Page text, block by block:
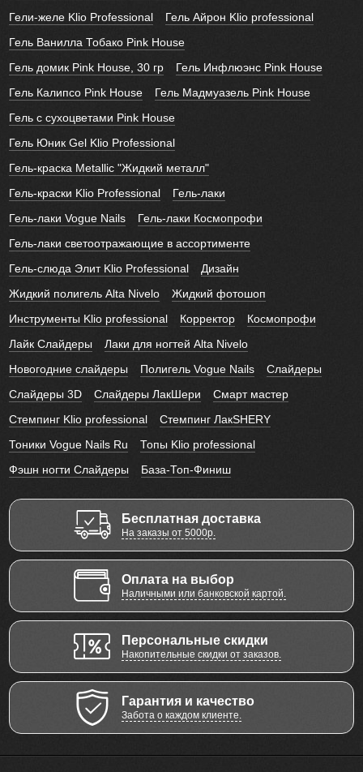
Гели-желе Klio Professional
Гель Айрон Klio professional
Гель Ванилла Тобако Pink House
Гель домик Pink House, 30 гр
Гель Инфлюэнс Pink House
Гель Калипсо Pink House
Гель Мадмуазель Pink House
Гель с сухоцветами Pink House
Гель Юник Gel Klio Professional
Гель-краска Metallic "Жидкий металл"
Гель-краски Klio Professional
Гель-лаки
Гель-лаки Vogue Nails
Гель-лаки Космопрофи
Гель-лаки светоотражающие в ассортименте
Гель-слюда Элит Klio Professional
Дизайн
Жидкий полигель Alta Nivelo
Жидкий фотошоп
Инструменты Klio professional
Корректор
Космопрофи
Лайк Слайдеры
Лаки для ногтей Alta Nivelo
Новогодние слайдеры
Полигель Vogue Nails
Слайдеры
Слайдеры 3D
Слайдеры ЛакШери
Смарт мастер
Стемпинг Klio professional
Стемпинг ЛакSHERY
Тоники Vogue Nails Ru
Топы Klio professional
Фэшн ногти Слайдеры
База-Топ-Финиш
Бесплатная доставка
На заказы от 5000р.
Оплата на выбор
Наличными или банковской картой.
Персональные скидки
Накопительные скидки от заказов.
Гарантия и качество
Забота о каждом клиенте.